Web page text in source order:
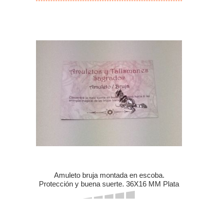
Amuleto bruja montada en escoba.
Protección y buena suerte. 36X16 MM Plata